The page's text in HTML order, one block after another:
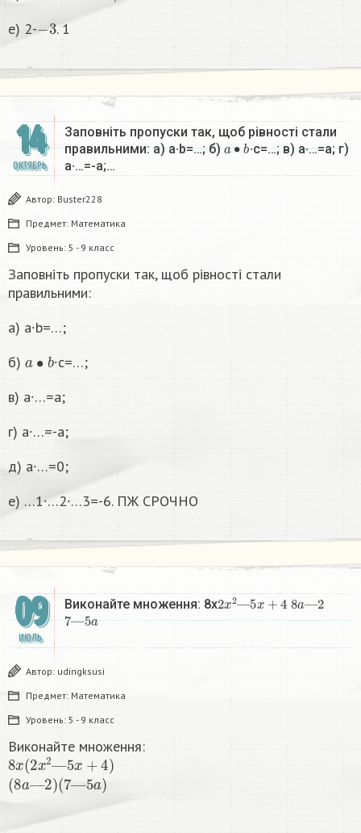
e) 2-
3 . 1
14
ОКТЯБРЬ
Заповніть пропуски так, щоб рівності стали
правильними: a) a∙b=…; б)a∙b ∙c=…; в) a∙…=a; г)
a∙…=-a;…
Автор: Buster228
Предмет: Математика
Уровень: 5 - 9 класс
Заповніть пропуски так, щоб рівності стали
правильними:
a) a∙b=…;
б)
∙c=…;
в) a∙…=a;
г) a∙…=-a;
д) a∙…=0;
е) …1∙…2∙…3=-6. ПЖ СРОЧНО
09
ИЮЛЬ
Виконайте множення: 8x2 x2—5x+4 8a—2
7—5a​
Автор: udingksusi
Предмет: Математика
Уровень: 5 - 9 класс
Виконайте множення:
8x(2x2—5x+4)
(8a—2)( 7—5 a)